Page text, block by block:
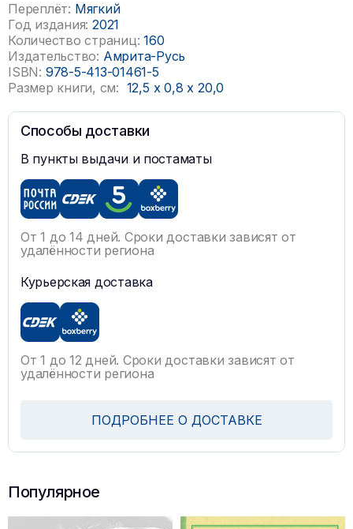
Переплёт: Мягкий
Год издания: 2021
Количество страниц: 160
Издательство: Амрита-Русь
ISBN: 978-5-413-01461-5
Размер книги, см: 12,5 x 0,8x 20,0
Способы доставки
В пункты выдачи и постаматы
От 1 до 14 дней. Сроки доставки зависят от
удалённости региона
Курьерская доставка
От 1 до 12 дней. Сроки доставки зависят от
удалённости региона
ПОДРОБНЕЕ О ДОСТАВКЕ
Популярное